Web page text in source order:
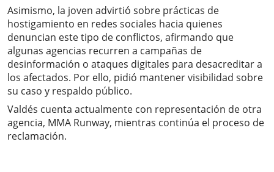
Asimismo, la joven advirtió sobre prácticas de
hostigamiento en redes sociales hacia quienes
denuncian este tipo de conflictos, afirmando que
algunas agencias recurren a campañas de
desinformación o ataques digitales para desacreditar a
los afectados. Por ello, pidió mantener visibilidad sobre
su caso y respaldo público.
Valdés cuenta actualmente con representación de otra
agencia, MMA Runway, mientras continúa el proceso de
reclamación.